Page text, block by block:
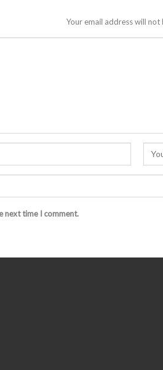
Your email address will not
next time I comment.